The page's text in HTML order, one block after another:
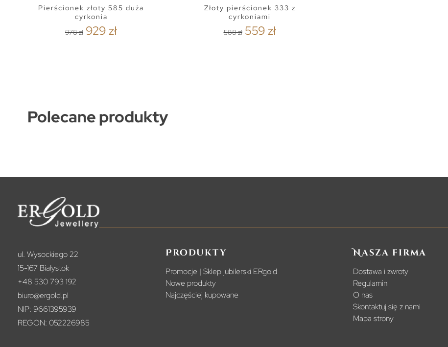
Pierścionek złoty 585 duża
cyrkonia
978 zł 929 zł
Złoty pierścionek 333 z
cyrkoniami
588 zł 559 zł
Polecane produkty
ul. Wysockiego 22
15-167 Białystok
+48 530 793 192
biuro@ergold.pl
NIP: 9661395939
REGON: 052226985
Produkty
Promocje | Sklep jubilerski ERgold
Nowe produkty
Najczęściej kupowane
Nasza firma
Dostawa i zwroty
Regulamin
O nas
Skontaktuj się z nami
Mapa strony